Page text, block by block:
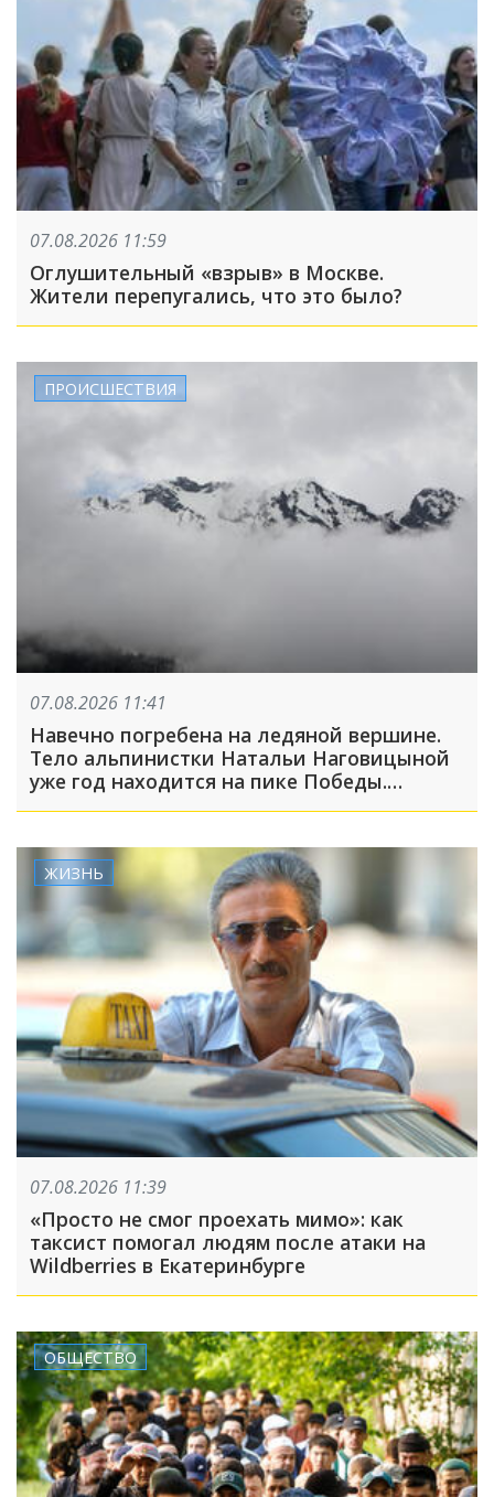
07.08.2026 11:59
Оглушительный «взрыв» в Москве.
Жители перепугались, что это было?
ПРОИСШЕСТВИЯ
07.08.2026 11:41
Навечно погребена на ледяной вершине.
Тело альпинистки Натальи Наговицыной
уже год находится на пике Победы.
ЖИЗНЬ
07.08.2026 11:39
«Просто не смог проехать мимо»: как
таксист помогал людям после атаки на
Wildberries в Екатеринбурге
ОБЩЕСТВО